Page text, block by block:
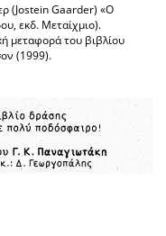
(Jostein Gaarder) «Ο
εκδ. Μεταίχμιο).
μεταφορά του βιβλίου
(1999).